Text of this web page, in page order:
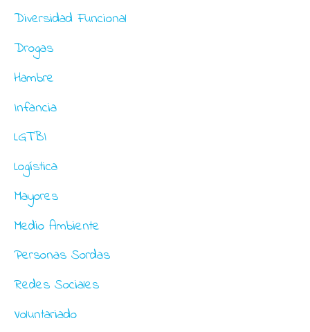
Diversidad Funcional
Drogas
Hambre
Infancia
LGTBI
Logística
Mayores
Medio Ambiente
Personas Sordas
Redes Sociales
Voluntariado